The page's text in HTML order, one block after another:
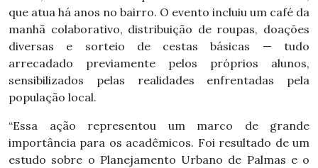
que atua há anos no bairro. O evento incluiu um café da
manhã colaborativo, distribuição de roupas, doações
diversas e sorteio de cestas básicas — tudo
arrecadado previamente pelos próprios alunos,
sensibilizados pelas realidades enfrentadas pela
população local.
“Essa ação representou um marco de grande
importância para os acadêmicos. Foi resultado de um
estudo sobre o Planejamento Urbano de Palmas e o